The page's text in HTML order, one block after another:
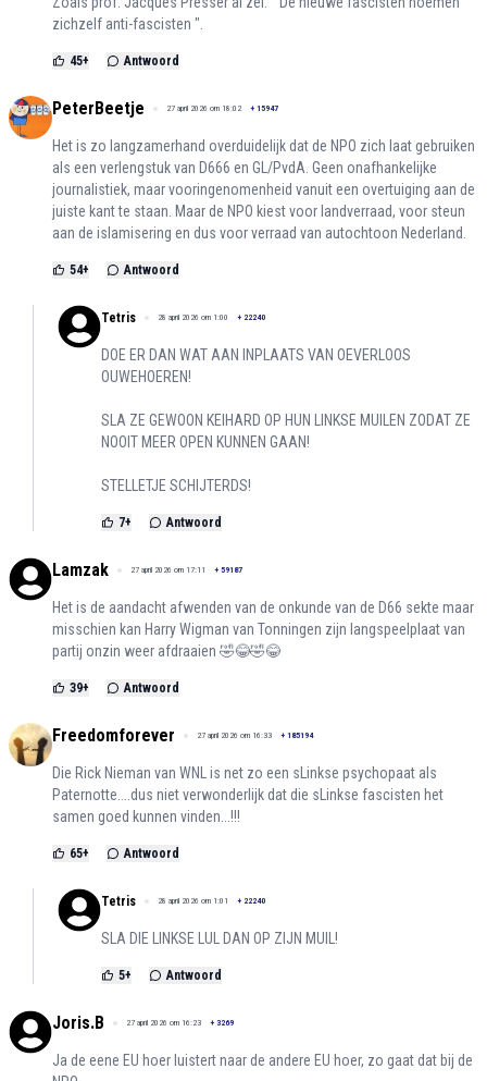
zichzelf anti-fascisten ".
45+ Antwoord
PeterBeetje 27 april 2026 om 18:02 + 15947
Het is zo langzamerhand overduidelijk dat de NPO zich laat gebruiken
als een verlengstuk van D666 en GL/PvdA. Geen onafhankelijke
journalistiek, maar vooringenomenheid vanuit een overtuiging aan de
juiste kant te staan. Maar de NPO kiest voor landverraad, voor steun
aan de islamisering en dus voor verraad van autochtoon Nederland.
54+ Antwoord
Tetris 28 april 2026 om 1:00 + 22240
DOE ER DAN WAT AAN INPLAATS VAN OEVERLOOS
OUWEHOEREN!
SLA ZE GEWOON KEIHARD OP HUN LINKSE MUILEN ZODAT ZE
NOOIT MEER OPEN KUNNEN GAAN!
STELLETJE SCHIJTERDS!
7+ Antwoord
Lamzak 27 april 2026 om 17:11 + 59187
Het is de aandacht afwenden van de onkunde van de D66 sekte maar
misschien kan Harry Wigman van Tonningen zijn langspeelplaat van
partij onzin weer afdraaien 🤣😂🤣😂
39+ Antwoord
Freedomforever 27 april 2026 om 16:33 + 185194
Die Rick Nieman van WNL is net zo een sLinkse psychopaat als
Paternotte....dus niet verwonderlijk dat die sLinkse fascisten het
samen goed kunnen vinden...!!!
65+ Antwoord
Tetris 28 april 2026 om 1:01 + 22240
SLA DIE LINKSE LUL DAN OP ZIJN MUIL!
5+ Antwoord
Joris.B 27 april 2026 om 16:23 + 3269
Ja de eene EU hoer luistert naar de andere EU hoer, zo gaat dat bij de